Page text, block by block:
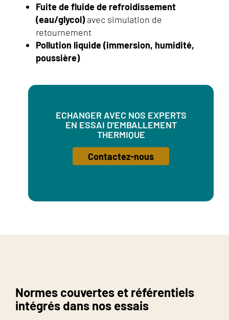
Fuite de fluide de refroidissement
(eau/glycol)avec simulation de
retournement
Pollution liquide (immersion, humidité,
poussière)
ECHANGER AVEC NOS EXPERTS
EN ESSAI D'EMBALLEMENT
THERMIQUE
Contactez-nous
Normes couvertes et référentiels
intégrés dans nos essais